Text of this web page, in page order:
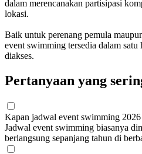
dalam merencanakan partisipasi
lokasi.
Baik untuk perenang pemula
event swimming tersedia dalam satu
diakses.
Pertanyaan yang
Kapan jadwal event swimming
Jadwal event swimming biasanya
berlangsung sepanjang tahun di